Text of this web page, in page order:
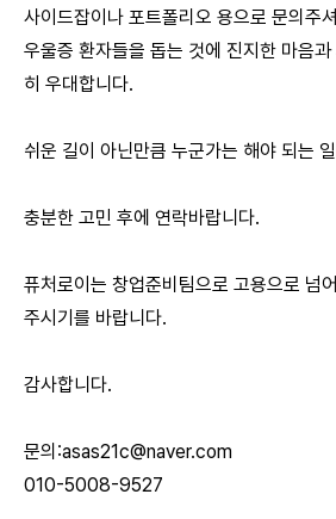
사이드잡이나 포트폴리오 용으로 문의주
우울증 환자들을 돕는 것에 진지한 마음
히 우대합니다.
쉬운 길이 아닌만큼 누군가는 해야 되는
충분한 고민 후에 연락바랍니다.
퓨처로이는 창업준비팀으로 고용으로 넘
주시기를 바랍니다.
감사합니다.
문의:asas21c@naver.com
010-5008-9527